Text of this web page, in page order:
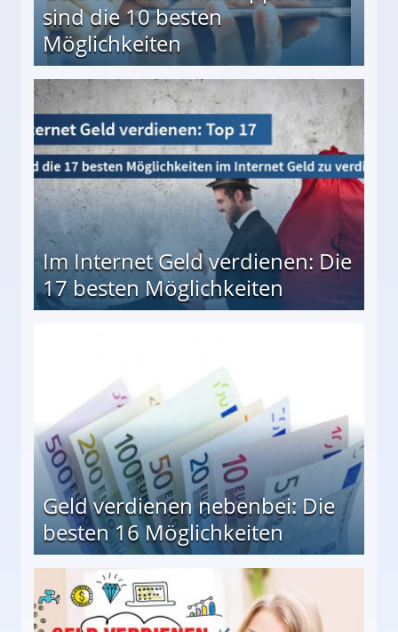
sind die 10 besten
Möglichkeiten
besten Möglichkeiten
Im Internet Geld verdienen: Die
17 besten Möglichkeiten
Geld verdienen nebenbei: Die
besten 16 Möglichkeiten